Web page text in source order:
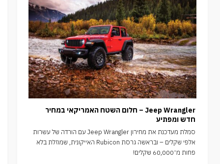
Jeep Wrangler – חלום השטח האמריקאי במחיר
חדש ומפתיע
סמלת מעדכנת את מחירון Jeep Wrangler עם הורדה של עשרות
אלפי שקלים – ובראשה גרסת Rubicon האייקונית, שמוזלת בלא
פחות מ־60,000 שקלים!